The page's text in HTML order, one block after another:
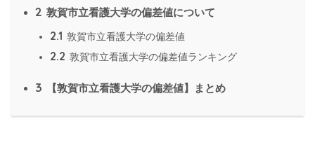
2 敦賀市立看護大学の偏差値について
2.1 敦賀市立看護大学の偏差値
2.2 敦賀市立看護大学の偏差値ランキング
3 【敦賀市立看護大学の偏差値】まとめ